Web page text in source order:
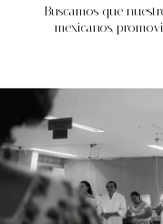
Buscamos que
mexicanos,